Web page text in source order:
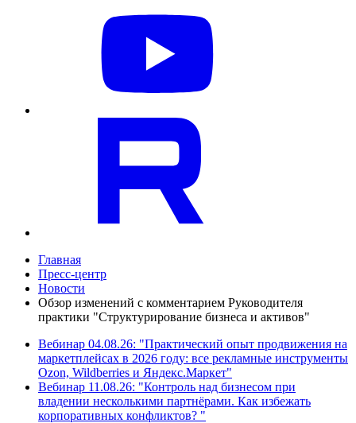
Главная
Пресс-центр
Новости
Обзор изменений с комментарием Руководителя
практики "Структурирование бизнеса и активов"
Вебинар 04.08.26: "Практический опыт продвижения на
маркетплейсах в 2026 году: все рекламные инструменты
Ozon, Wildberries и Яндекс.Маркет"
Вебинар 11.08.26: "Контроль над бизнесом при
владении несколькими партнёрами. Как избежать
корпоративных конфликтов? "